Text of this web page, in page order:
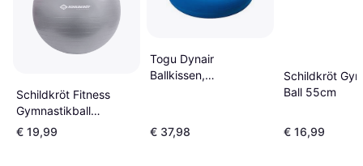
Schildkröt Fitness
Gymnastikball
Medicine Ball 65cm
€ 19,99
Togu Dynair
Ballkissen,
€ 37,98
Schildkröt
Ball 55cm
€ 16,99